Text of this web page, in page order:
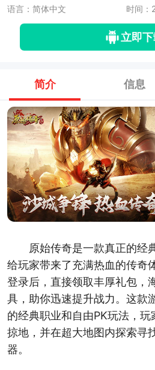
语言：简体中文
时间
立即
简介 信息
原始传奇是一款真正的经
给玩家带来了充满热血的传奇
登录后，直接领取丰厚礼包，
具，助你迅速提升战力。这款
的经典职业和自由PK玩法，
掠地，并在超大地图内探索寻
器。